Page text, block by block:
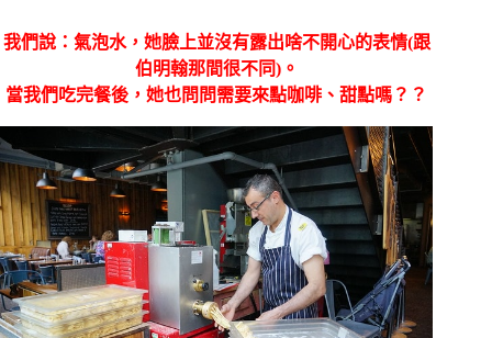
我們說：氣泡水，她臉上並沒有露出啥不開心的表情(跟
伯明翰那間很不同)。
當我們吃完餐後，她也問問需要來點咖啡、甜點嗎？？